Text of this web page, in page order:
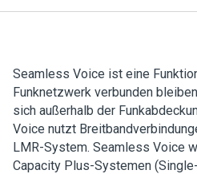
Seamless Voice ist eine
Funknetzwerk verbunden
sich außerhalb der
Voice nutzt
LMR-System. Seamless Voice
Capacity Plus-Systemen